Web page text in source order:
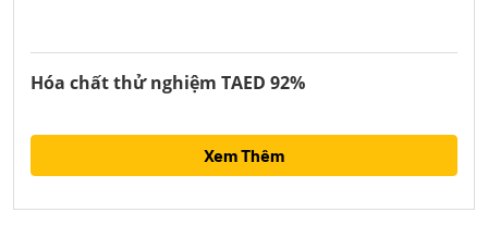
Hóa chất thử nghiệm TAED 92%
Xem Thêm